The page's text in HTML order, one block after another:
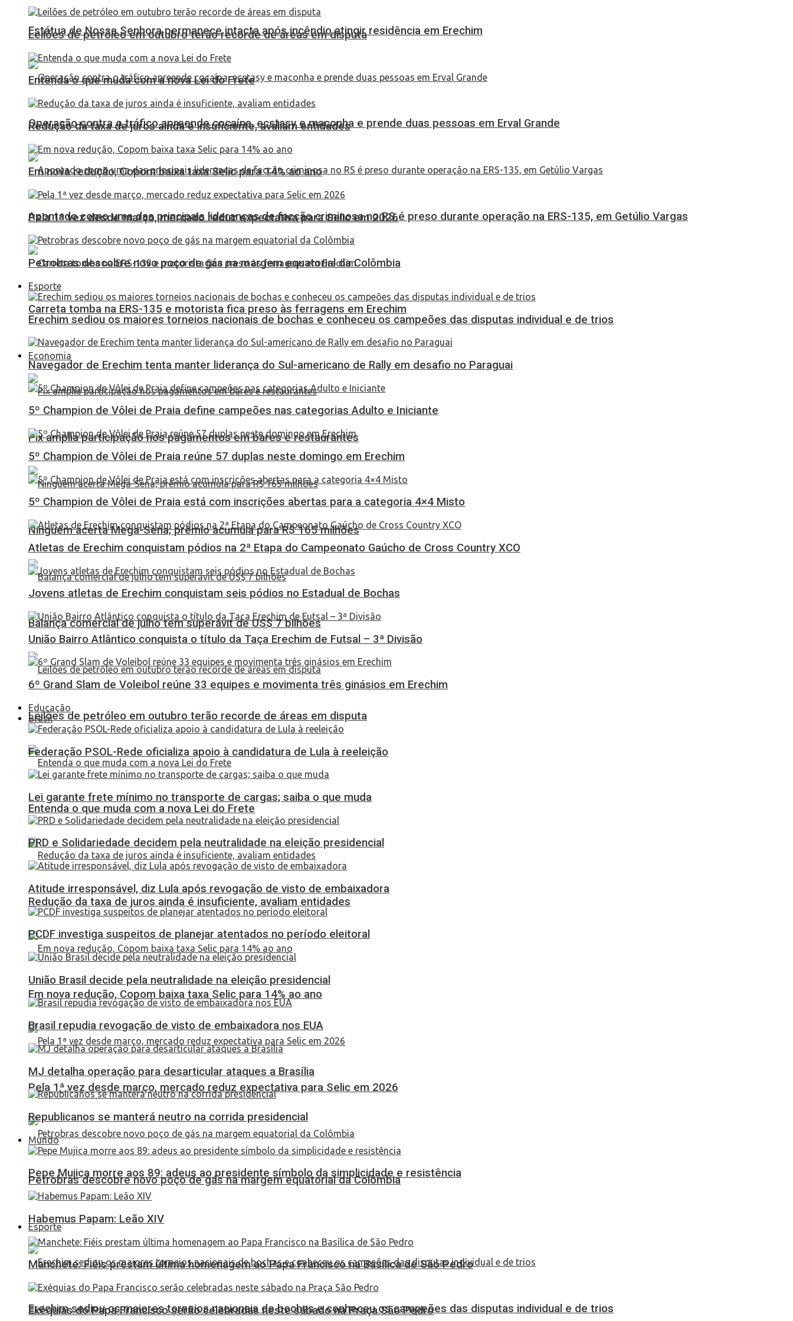
Estátua de Nossa Senhora permanece intacta após incêndio atingir residência em Erechim
Operação contra o tráfico apreende cocaína, ecstasy e maconha e prende duas pessoas em Erval Grande
Apontado como uma das principais lideranças de facção criminosa no RS é preso durante operação na ERS-135, em Getúlio Vargas
Carreta tomba na ERS-135 e motorista fica preso às ferragens em Erechim
Economia
Pix amplia participação nos pagamentos em bares e restaurantes
Ninguém acerta Mega-Sena; prêmio acumula para R$ 165 milhões
Balança comercial de julho tem superávit de US$ 7 bilhões
Leilões de petróleo em outubro terão recorde de áreas em disputa
Entenda o que muda com a nova Lei do Frete
Redução da taxa de juros ainda é insuficiente, avaliam entidades
Em nova redução, Copom baixa taxa Selic para 14% ao ano
Pela 1ª vez desde março, mercado reduz expectativa para Selic em 2026
Petrobras descobre novo poço de gás na margem equatorial da Colômbia
Esporte
Erechim sediou os maiores torneios nacionais de bochas e conheceu os campeões das disputas individual e de trios
Leilões de petróleo em outubro terão recorde de áreas em disputa
Entenda o que muda com a nova Lei do Frete
Redução da taxa de juros ainda é insuficiente, avaliam entidades
Em nova redução, Copom baixa taxa Selic para 14% ao ano
Pela 1ª vez desde março, mercado reduz expectativa para Selic em 2026
Petrobras descobre novo poço de gás na margem equatorial da Colômbia
Esporte
Erechim sediou os maiores torneios nacionais de bochas e conheceu os campeões das disputas individual e de trios
Navegador de Erechim tenta manter liderança do Sul-americano de Rally em desafio no Paraguai
5º Champion de Vôlei de Praia define campeões nas categorias Adulto e Iniciante
5º Champion de Vôlei de Praia reúne 57 duplas neste domingo em Erechim
5º Champion de Vôlei de Praia está com inscrições abertas para a categoria 4×4 Misto
Atletas de Erechim conquistam pódios na 2ª Etapa do Campeonato Gaúcho de Cross Country XCO
Jovens atletas de Erechim conquistam seis pódios no Estadual de Bochas
União Bairro Atlântico conquista o título da Taça Erechim de Futsal – 3ª Divisão
6º Grand Slam de Voleibol reúne 33 equipes e movimenta três ginásios em Erechim
Educação
Brasil
Federação PSOL-Rede oficializa apoio à candidatura de Lula à reeleição
Lei garante frete mínimo no transporte de cargas; saiba o que muda
PRD e Solidariedade decidem pela neutralidade na eleição presidencial
Atitude irresponsável, diz Lula após revogação de visto de embaixadora
PCDF investiga suspeitos de planejar atentados no período eleitoral
União Brasil decide pela neutralidade na eleição presidencial
Brasil repudia revogação de visto de embaixadora nos EUA
MJ detalha operação para desarticular ataques a Brasília
Republicanos se manterá neutro na corrida presidencial
Mundo
Pepe Mujica morre aos 89: adeus ao presidente símbolo da simplicidade e resistência
Habemus Papam: Leão XIV
Manchete: Fiéis prestam última homenagem ao Papa Francisco na Basílica de São Pedro
Exéquias do Papa Francisco serão celebradas neste sábado na Praça São Pedro